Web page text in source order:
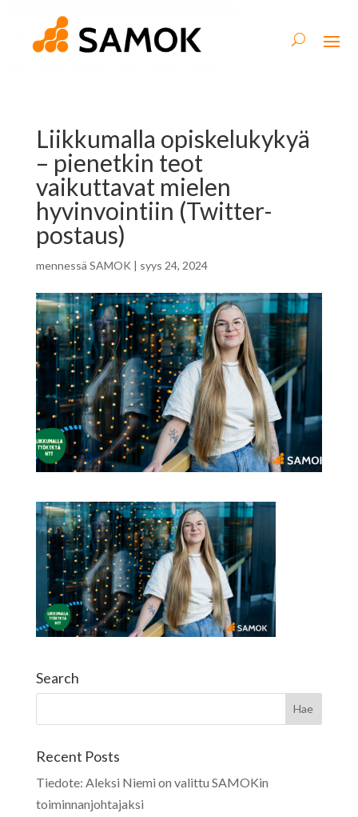
Liikkumalla opiskelukykyä
– pienetkin teot
vaikuttavat mielen
hyvinvointiin (Twitter-
postaus)
mennessä SAMOK | syys 24, 2024
Search
Recent Posts
Tiedote: Aleksi Niemi on valittu SAMOKin
toiminnanjohtajaksi